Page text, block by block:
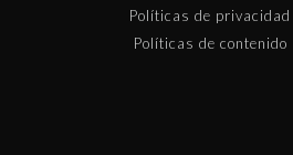
Políticas de privacidad
Políticas de contenido